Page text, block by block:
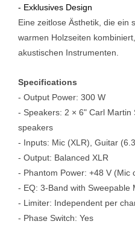
- Exklusives Design
Eine zeitlose Ästhetik, die ein
warmen Holzseiten
akustischen Instrumenten.
Specifications
- Output Power: 300 W
- Speakers: 2 × 6" Carl Martin
speakers
- Inputs: Mic (XLR), Guitar
- Output: Balanced XLR
- Phantom Power: +48 V (Mic
- EQ: 3-Band with Sweepable
- Limiter: Independent per
- Phase Switch: Yes